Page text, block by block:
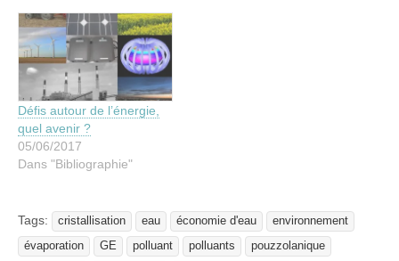
Défis autour de l’énergie,
quel avenir ?
05/06/2017
Dans "Bibliographie"
Tags: cristallisation eau économie d'eau
environnement
évaporation
GE polluant polluants
pouzzolanique